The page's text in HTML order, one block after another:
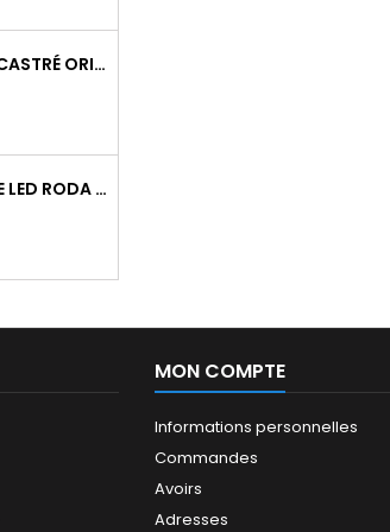
SPOT ENCASTRÉ ORIENTABLE WATTO GU10 AUTO BLANC
RÉGLETTE LED RODA BASIC 1266MM 36W 4300LM 4000K IP65 TRAV.
MON COMPTE
Informations personnelles
Commandes
Avoirs
Adresses